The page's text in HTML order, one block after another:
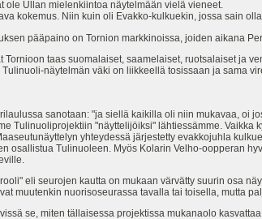
ole Ullan mielenkiintoa näytelmään vielä vieneet.
kokemus. Niin kuin oli Evakko-kulkuekin, jossa sain
pääpaino on Tornion markkinoissa, joiden aikana
taas suomalaiset, saamelaiset, ruotsalaiset ja
näytelmän väki on liikkeellä tosissaan ja sama
sanotaan: "ja siellä kaikilla oli niin mukavaa, oi
Tulinuoliprojektiin "näyttelijöiksi" lähtiessämme.
yhteydessä järjestetty evakkojuhla
osallistua Tulinuoleen. Myös Kolarin Velho-oopperan
eli seurojen kautta on mukaan värvätty suurin osa
muutenkin nuorisoseurassa tavalla tai toisella, mutta
se, miten tällaisessa projektissa mukanaolo